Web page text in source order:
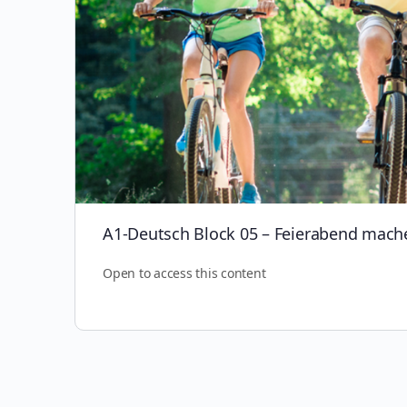
A1-Deutsch Block 05 – Feierabend
Open to access this content